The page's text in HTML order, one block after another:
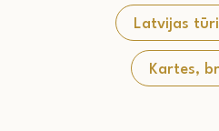
Latvijas
Kartes,